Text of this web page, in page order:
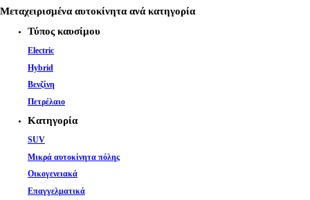
Μεταχειρισμένα αυτοκίνητα ανά κατηγορία
Τύπος καυσίμου
Electric
Hybrid
Βενζίνη
Πετρέλαιο
Κατηγορία
SUV
Μικρά αυτοκίνητα πόλης
Οικογενειακά
Επαγγελματικά